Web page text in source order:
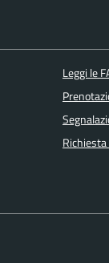
Leggi le